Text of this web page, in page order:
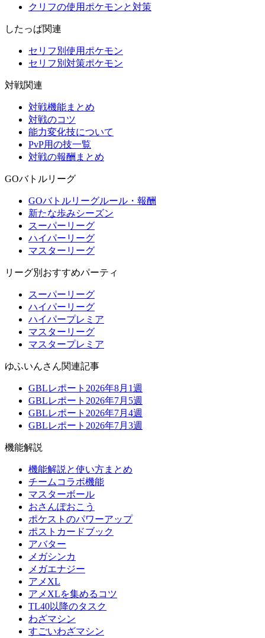
クリフの使用ポケモンと対策
したっぱ関連
セリフ別使用ポケモン
セリフ別対策ポケモン
対戦関連
対戦機能まとめ
対戦のコツ
能力変化技について
PvP用の技一覧
対戦の報酬まとめ
GOバトルリーグ
GOバトルリーグルール・報酬
新たな歩みシーズン
スーパーリーグ
ハイパーリーグ
マスターリーグ
リーグ別おすすめパーティ
スーパーリーグ
ハイパーリーグ
ハイパープレミア
マスターリーグ
マスタープレミア
ゆふいんさん関連記事
GBLレポート2026年8月1週
GBLレポート2026年7月5週
GBLレポート2026年7月4週
GBLレポート2026年7月3週
機能解説
機能解説と使い方まとめ
チームコラボ機能
マスターボール
おさんぽおこう
ポケストのパワーアップ
ポストカードブック
アバター
メガシンカ
メガエナジー
アメXL
アメXLを集めるコツ
TL40以降のタスク
わざマシン
すごいわざマシン